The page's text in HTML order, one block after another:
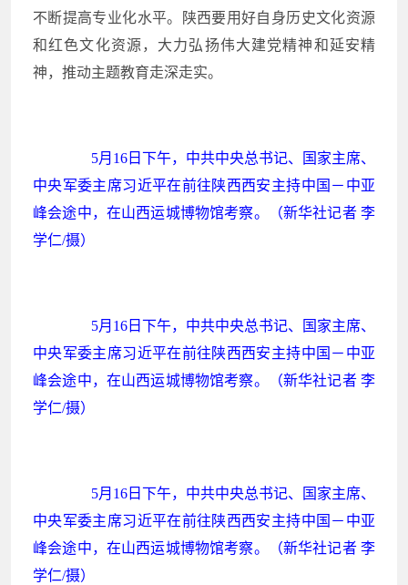
不断提高专业化水平。陕西要用好自身历史文化资源
和红色文化资源，大力弘扬伟大建党精神和延安精
神，推动主题教育走深走实。
5月16日下午，中共中央总书记、国家主席、
中央军委主席习近平在前往陕西西安主持中国－中亚
峰会途中，在山西运城博物馆考察。（新华社记者 李
学仁/摄）
5月16日下午，中共中央总书记、国家主席、
中央军委主席习近平在前往陕西西安主持中国－中亚
峰会途中，在山西运城博物馆考察。（新华社记者 李
学仁/摄）
5月16日下午，中共中央总书记、国家主席、
中央军委主席习近平在前往陕西西安主持中国－中亚
峰会途中，在山西运城博物馆考察。（新华社记者 李
学仁/摄）